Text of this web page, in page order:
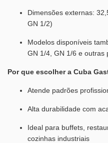
Dimensões externas:
GN 1/2)
Modelos disponíveis
GN 1/4, GN 1/6 e outras
Por que escolher a Cuba
Atende padrões
Alta durabilidade com
Ideal para buffets,
cozinhas industriais